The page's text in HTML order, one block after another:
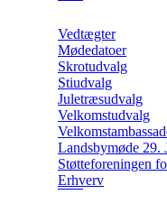
Vedtægter
Mødedatoer
Skrotudvalg
Stiudvalg
Juletræsudvalg
Velkomstudvalg
Landsbymøde 29.
Støtteforeningen
Erhverv